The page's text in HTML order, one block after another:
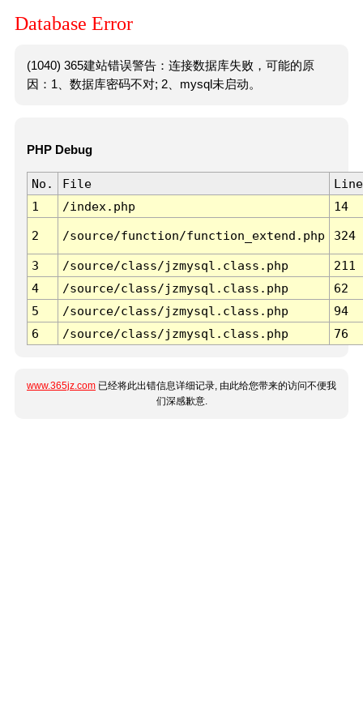
Database Error
(1040) 365建站错误警告：连接数据库失败，可能的原
因：1、数据库密码不对; 2、mysql未启动。
PHP Debug
No. File
Line
1
/index.php 14
2 /source/function/function_extend.php 324
3 /source/class/jzmysql.class.php
211
4
/source/class/jzmysql.class.php
62
5
/source/class/jzmysql.class.php
94
6
/source/class/jzmysql.class.php 76
www.365jz.com 已经将此出错信息详细记录, 由此给您带来的访问不便我
们深感歉意.